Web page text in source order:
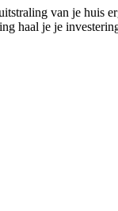
van je huis
haal je je